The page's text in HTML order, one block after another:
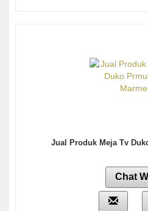
Jual Produk Meja Tv
Chat